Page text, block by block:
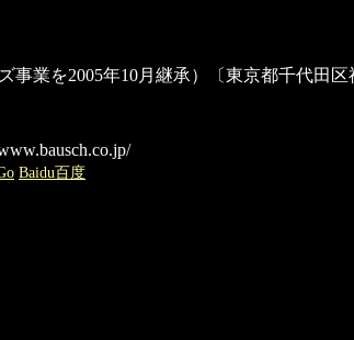
業を2005年10月継承）〔東京都千代田
Baidu百度